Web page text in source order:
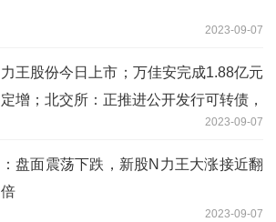
2023-09-07
力王股份今日上市；万佳安完成1.88亿元
定增；北交所：正推进公开发行可转债，
2023-09-07
：盘面震荡下跌，新股N力王大涨接近翻
倍
2023-09-07